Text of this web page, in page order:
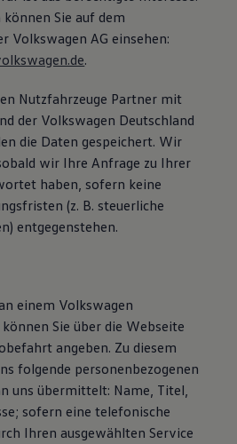
Sie auf dem
Volkswagen AG einsehen:
.
Nutzfahrzeuge Partner mit
der Volkswagen Deutschland
die Daten gespeichert. Wir
wir Ihre Anfrage zu Ihrer
haben, sofern keine
(z. B. steuerliche
entgegenstehen.
einem Volkswagen
Sie über die Webseite
angeben. Zu diesem
folgende personenbezogenen
uns übermittelt: Name, Titel,
sofern eine telefonische
Ihren ausgewählten Service